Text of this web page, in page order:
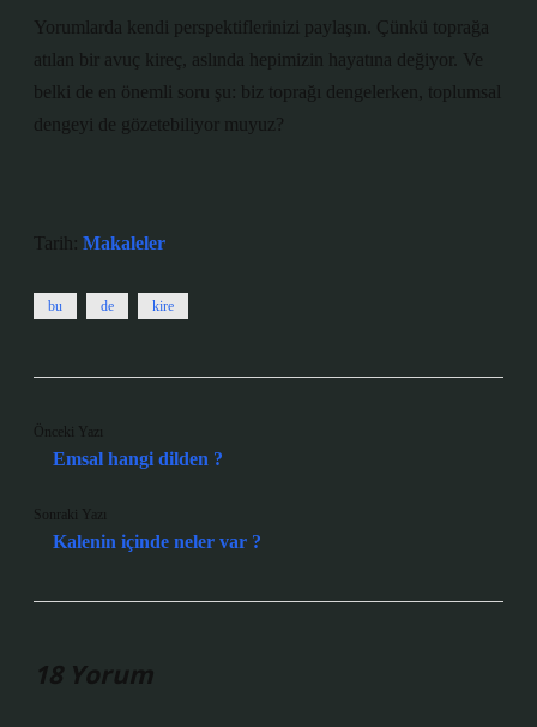
Yorumlarda kendi perspektiflerinizi paylaşın. Çünkü toprağa
atılan bir avuç kireç, aslında hepimizin hayatına değiyor. Ve
belki de en önemli soru şu: biz toprağı dengelerken, toplumsal
dengeyi de gözetebiliyor muyuz?
Tarih: Makaleler
bu de kire
Önceki Yazı
Emsal hangi dilden ?
Sonraki Yazı
Kalenin içinde neler var ?
18 Yorum